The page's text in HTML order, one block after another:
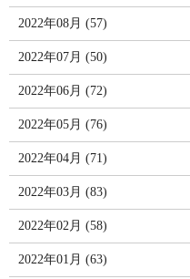
2022年08月 (57)
2022年07月 (50)
2022年06月 (72)
2022年05月 (76)
2022年04月 (71)
2022年03月 (83)
2022年02月 (58)
2022年01月 (63)